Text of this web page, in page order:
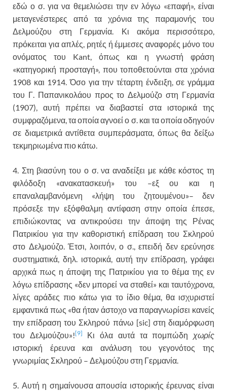
εδώ ο σ. για να θεμελιώσει την εν λόγω «επαφή», είναι
μεταγενέστερες από τα χρόνια της παραμονής του
Δελμούζου στη Γερμανία. Κι ακόμα περισσότερο,
πρόκειται για απλές, ρητές ή έμμεσες αναφορές μόνο του
ονόματος του Kant, όπως και η γνωστή φράση
«κατηγορική προσταγή», που τοποθετούνται στα χρόνια
1908 και 1914. Όσο για την τέταρτη ένδειξη, σε γράμμα
του Γ. Παπανικολάου προς το Δελμούζο στη Γερμανία
(1907), αυτή πρέπει να διαβαστεί στα ιστορικά της
συμφραζόμενα, τα οποία αγνοεί ο σ. και τα οποία οδηγούν
σε διαμετρικά αντίθετα συμπεράσματα, όπως θα δείξω
τεκμηριωμένα πιο κάτω.
4. Στη βιασύνη του ο σ. να αναδείξει με κάθε κόστος τη
φιλόδοξη «ανακατασκευή» του –εξ ου και η
επαναλαμβανόμενη «λήψη του ζητουμένου»– δεν
πρόσεξε την εξόφθαλμη αντίφαση στην οποία έπεσε,
επιδιώκοντας να αντικρούσει την άποψη της Ρένας
Πατρικίου για την καθοριστική επίδραση του Σκληρού
στο Δελμούζο. Έτσι, λοιπόν, ο σ., επειδή δεν ερεύνησε
συστηματικά, δηλ. ιστορικά, αυτή την επίδραση, γράφει
αρχικά πως η άποψη της Πατρικίου για το θέμα της εν
λόγω επίδρασης «δεν μπορεί να σταθεί» και ταυτόχρονα,
λίγες αράδες πιο κάτω για το ίδιο θέμα, θα ισχυριστεί
εμφαντικά πως «θα ήταν άστοχο να παραγνωρίσει κανείς
την επίδραση του Σκληρού πάνω [sic] στη διαμόρφωση
του Δελμούζου»![9] Κι όλα αυτά τα πομπώδη χωρίς
ιστορική έρευνα και ανάλυση του γεγονότος της
γνωριμίας Σκληρού – Δελμούζου στη Γερμανία.
5. Αυτή η σημαίνουσα απουσία ιστορικής έρευνας είναι